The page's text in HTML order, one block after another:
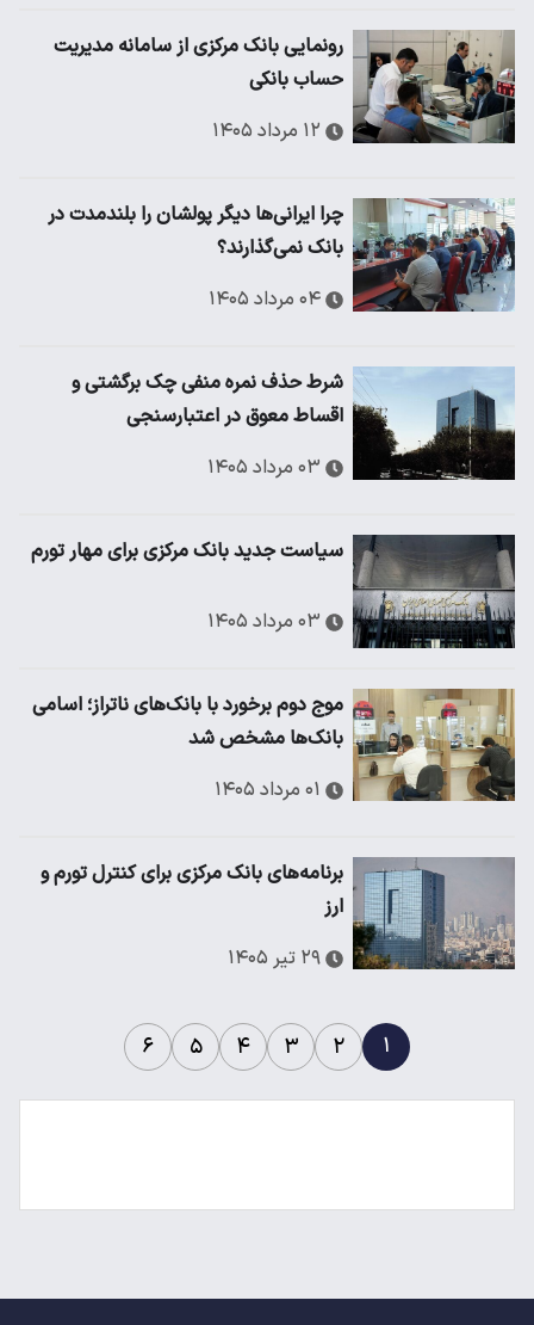
رونمایی بانک مرکزی از سامانه مدیریت
حساب بانکی
۱۲ مرداد ۱۴۰۵
چرا ایرانی‌ها دیگر پولشان را بلندمدت در
بانک نمی‌گذارند؟
۰۴ مرداد ۱۴۰۵
شرط حذف نمره منفی چک برگشتی و
اقساط معوق در اعتبارسنجی
۰۳ مرداد ۱۴۰۵
سیاست جدید بانک مرکزی برای مهار تورم
۰۳ مرداد ۱۴۰۵
موج دوم برخورد با بانک‌های ناتراز؛ اسامی
بانک‌ها مشخص شد
۰۱ مرداد ۱۴۰۵
برنامه‌های بانک مرکزی برای کنترل تورم و
ارز
۲۹ تیر ۱۴۰۵
۱ ۲ ۳ ۴ ۵ ۶